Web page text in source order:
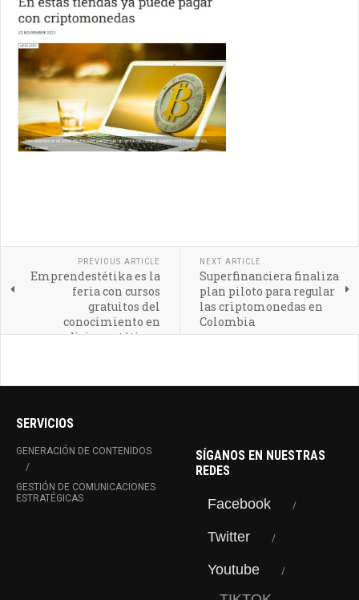
PREVIOUS ARTICLE
Emprendestétika es la
feria con cursos
gratuitos del
conocimiento en
medicina estética y
NEXT ARTICLE
Superfinanciera finaliza
plan piloto para regular
las criptomonedas en
Colombia
SERVICIOS
GENERACIÓN DE CONTENIDOS
GESTIÓN DE COMUNICACIONES
ESTRATÉGICAS
SÍGANOS EN NUESTRAS
REDES
Facebook
Twitter
Youtube